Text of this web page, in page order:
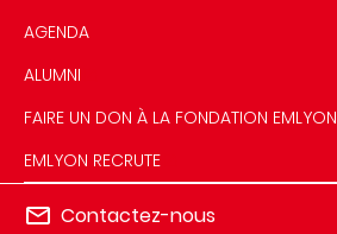
AGENDA
ALUMNI
FAIRE UN DON À LA FONDATION EMLYON
EMLYON RECRUTE
Contactez-nous